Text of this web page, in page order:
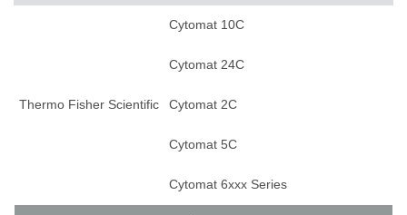
Thermo Fisher Scientific
Cytomat 10C
Cytomat 24C
Cytomat 2C
Cytomat 5C
Cytomat 6xxx Series